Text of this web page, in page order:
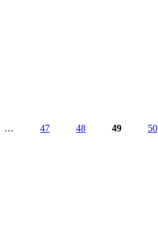
… 47 48 49 50